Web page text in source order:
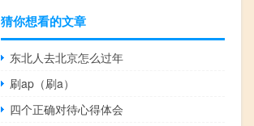
猜你想看的文章
东北人去北京怎么过年
刷ap（刷a）
四个正确对待心得体会